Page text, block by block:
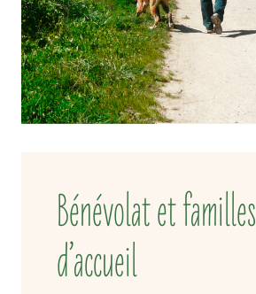
Bénévolat et familles
d’accueil